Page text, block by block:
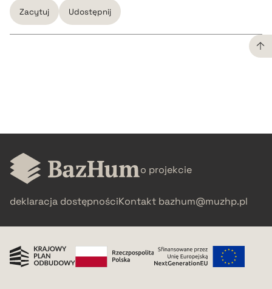
Zacytuj Udostępnij
pobierz cytat
o projekcie
deklaracja dostępnościKontakt bazhum@muzhp.pl